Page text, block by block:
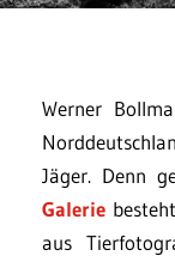
Werner
Jäger. Denn
Galerie
aus